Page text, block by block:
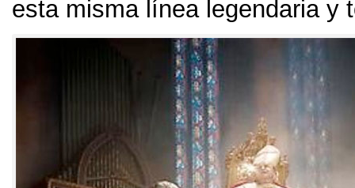
esta misma línea legendaria y